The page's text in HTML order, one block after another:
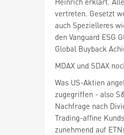
vertreten. Gesetzt
auch Spezielleres
den Vanguard ESG
Global Buyback
MDAX und SDAX
Was US-Aktien
zugegriffen - also
Nachfrage nach
Trading-affine
zunehmend auf